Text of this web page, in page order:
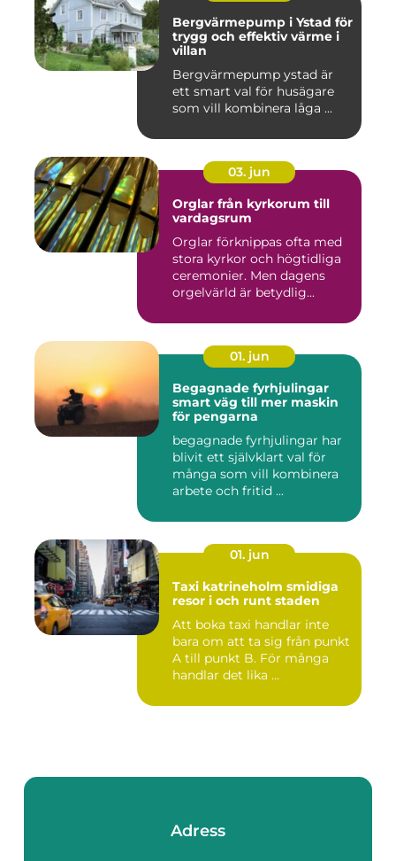
Bergvärmepump i Ystad för
trygg och effektiv värme i
villan
Bergvärmepump ystad är
ett smart val för husägare
som vill kombinera låga ...
03. jun
Orglar från kyrkorum till
vardagsrum
Orglar förknippas ofta med
stora kyrkor och högtidliga
ceremonier. Men dagens
orgelvärld är betydlig...
01. jun
Begagnade fyrhjulingar
smart väg till mer maskin
för pengarna
begagnade fyrhjulingar har
blivit ett självklart val för
många som vill kombinera
arbete och fritid ...
01. jun
Taxi katrineholm smidiga
resor i och runt staden
Att boka taxi handlar inte
bara om att ta sig från punkt
A till punkt B. För många
handlar det lika ...
Adress